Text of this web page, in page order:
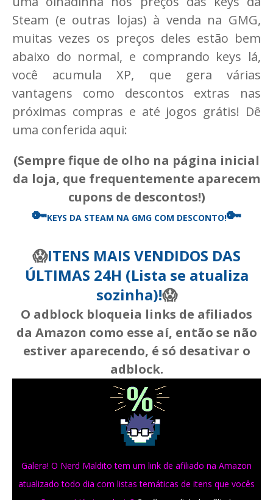
Steam (e outras lojas) à venda na GMG,
muitas vezes os preços deles estão bem
abaixo do normal, e comprando keys lá,
você acumula XP, que gera várias
vantagens como descontos extras nas
próximas compras e até jogos grátis! Dê
uma conferida aqui:
(Sempre fique de olho na página inicial
da loja, que frequentemente aparecem
cupons de descontos!)
🔑KEYS DA STEAM NA GMG COM DESCONTO!🔑
😱ITENS MAIS VENDIDOS DAS
ÚLTIMAS 24H (Lista se atualiza
sozinha)!😱
O adblock bloqueia links de afiliados
da Amazon como esse aí, então se não
estiver aparecendo, é só desativar o
adblock.
Galera! O Nerd Maldito tem um link de afiliado na Amazon
atualizado todo dia com listas temáticas de itens que vocês